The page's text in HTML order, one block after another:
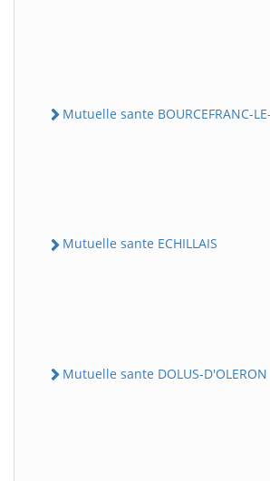
Mutuelle sante BOURCEFRANC-
Mutuelle sante ECHILLAIS
Mutuelle sante DOLUS-D'OLERON